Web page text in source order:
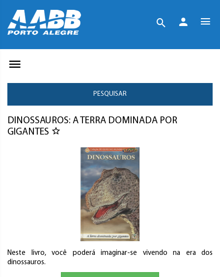
PESQUISAR
DINOSSAUROS: A TERRA DOMINADA POR
GIGANTES
Neste livro, você poderá imaginar-se vivendo na era dos
dinossauros.